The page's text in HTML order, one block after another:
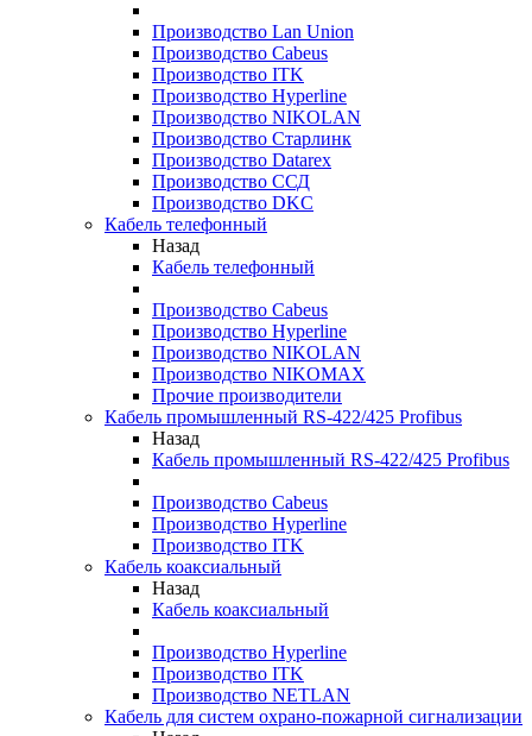
Производство Lan Union
Производство Cabeus
Производство ITK
Производство Hyperline
Производство NIKOLAN
Производство Старлинк
Производство Datarex
Производство ССД
Производство DKC
Кабель телефонный
Назад
Кабель телефонный
Производство Cabeus
Производство Hyperline
Производство NIKOLAN
Производство NIKOMAX
Прочие производители
Кабель промышленный RS-422/425 Profibus
Назад
Кабель промышленный RS-422/425 Profibus
Производство Cabeus
Производство Hyperline
Производство ITK
Кабель коаксиальный
Назад
Кабель коаксиальный
Производство Hyperline
Производство ITK
Производство NETLAN
Кабель для систем охрано-пожарной сигнализации